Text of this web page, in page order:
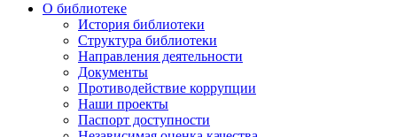
О библиотеке
История библиотеки
Структура библиотеки
Направления деятельности
Документы
Противодействие коррупции
Наши проекты
Паспорт доступности